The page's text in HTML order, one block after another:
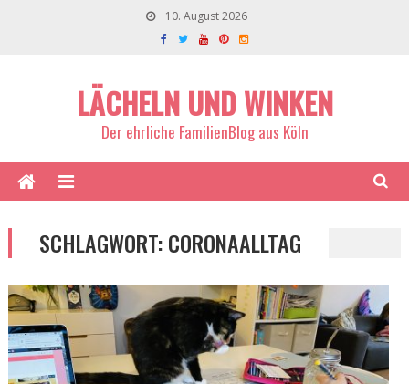
10. August 2026
LÄCHELN UND WINKEN
Der ehrliche FamilienBlog aus Köln
SCHLAGWORT:CORONAALLTAG